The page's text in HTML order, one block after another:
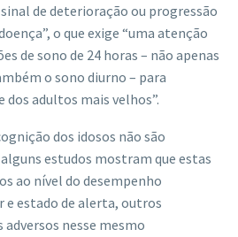
de deterioração ou progressão
o que exige “uma atenção
de sono de 24 horas – não apenas
o sono diurno – para
adultos mais velhos”.
dos idosos não são
estudos mostram que estas
ao nível do desempenho
estado de alerta, outros
nesse mesmo